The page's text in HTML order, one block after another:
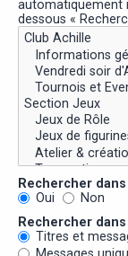
automatiquement
dessous «
Rechercher
Oui
Non
Rechercher dans
Titres et
Messages